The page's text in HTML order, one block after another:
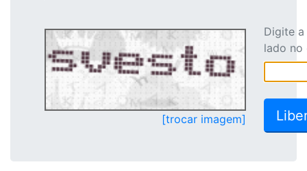
[trocar imagem]
Digite
lado no